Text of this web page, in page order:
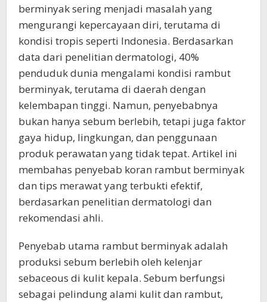
berminyak sering menjadi masalah yang
mengurangi kepercayaan diri, terutama di
kondisi tropis seperti Indonesia. Berdasarkan
data dari penelitian dermatologi, 40%
penduduk dunia mengalami kondisi rambut
berminyak, terutama di daerah dengan
kelembapan tinggi. Namun, penyebabnya
bukan hanya sebum berlebih, tetapi juga faktor
gaya hidup, lingkungan, dan penggunaan
produk perawatan yang tidak tepat. Artikel ini
membahas penyebab koran rambut berminyak
dan tips merawat yang terbukti efektif,
berdasarkan penelitian dermatologi dan
rekomendasi ahli.
Penyebab utama rambut berminyak adalah
produksi sebum berlebih oleh kelenjar
sebaceous di kulit kepala. Sebum berfungsi
sebagai pelindung alami kulit dan rambut,